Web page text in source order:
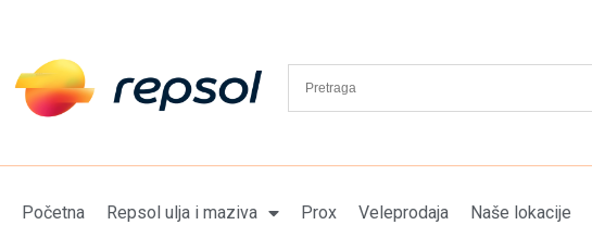
Početna Repsol ulja i maziva Prox Veleprodaja Naše lokacije